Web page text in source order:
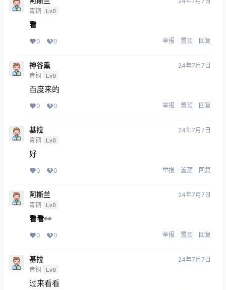
青铜 Lv0
看
0 0 举报 置顶 回复
神谷熏
青铜 Lv0
24年7月7日
百度来的
0 0 举报 置顶 回复
基拉
青铜 Lv0
24年7月7日
好
0 0 举报 置顶 回复
阿斯兰
青铜 Lv0
24年7月7日
看看👀
0 0 举报 置顶 回复
基拉
青铜 Lv0
24年7月7日
过来看看